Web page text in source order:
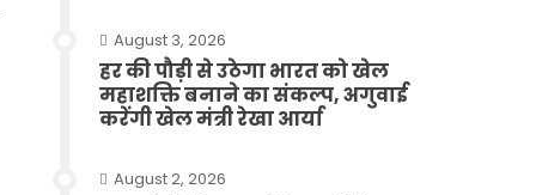
August 3, 2026
हर की पौड़ी से उठेगा भारत को खेल
महाशक्ति बनाने का संकल्प, अगुवाई
करेंगी खेल मंत्री रेखा आर्या
August 2, 2026